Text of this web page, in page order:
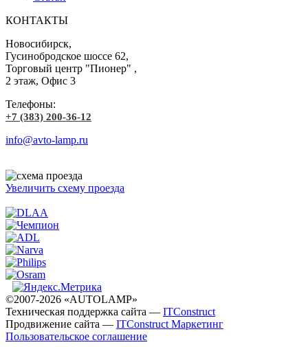
КОНТАКТЫ
Новосибирск,
Гусинобродское шоссе 62,
Торговый центр "Пионер" ,
2 этаж, Офис 3
Телефоны:
+7 (383) 200-36-12
info@avto-lamp.ru
Увеличить схему проезда
©2007-2026 «AUTOLAMP»
Техническая поддержка сайта — ITConstruct
Продвижение сайта — ITConstruct Маркетинг
Пользовательское соглашение